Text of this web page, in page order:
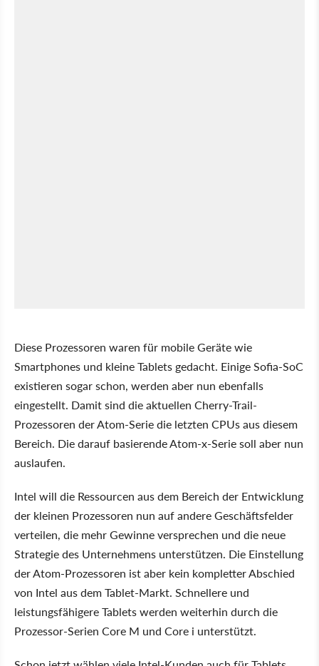
Diese Prozessoren waren für mobile Geräte wie
Smartphones und kleine Tablets gedacht. Einige Sofia-SoC
existieren sogar schon, werden aber nun ebenfalls
eingestellt. Damit sind die aktuellen Cherry-Trail-
Prozessoren der Atom-Serie die letzten CPUs aus diesem
Bereich. Die darauf basierende Atom-x-Serie soll aber nun
auslaufen.
Intel will die Ressourcen aus dem Bereich der Entwicklung
der kleinen Prozessoren nun auf andere Geschäftsfelder
verteilen, die mehr Gewinne versprechen und die neue
Strategie des Unternehmens unterstützen. Die Einstellung
der Atom-Prozessoren ist aber kein kompletter Abschied
von Intel aus dem Tablet-Markt. Schnellere und
leistungsfähigere Tablets werden weiterhin durch die
Prozessor-Serien Core M und Core i unterstützt.